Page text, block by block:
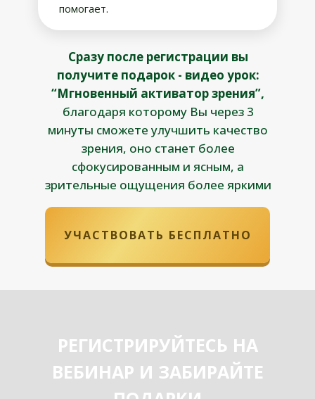
помогает.
УЧАСТВОВАТЬ БЕСПЛАТНО
Сразу после регистрации вы
получите подарок - видео урок:
“Мгновенный активатор зрения”,
благодаря которому Вы через 3
минуты сможете улучшить качество
зрения, оно станет более
сфокусированным и ясным, а
зрительные ощущения более яркими
РЕГИСТРИРУЙТЕСЬ НА
ВЕБИНАР И ЗАБИРАЙТЕ